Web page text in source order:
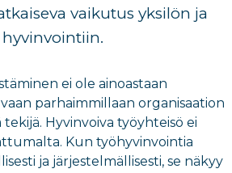
vaikutus yksilön ja
hyvinvointiin.
ei ole ainoastaan
parhaimmillaan organisaation
Hyvinvoiva työyhteisö ei
Kun työhyvinvointia
ja järjestelmällisesti, se näkyy